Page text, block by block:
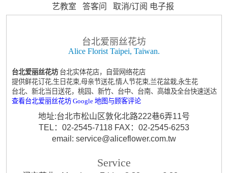
艺教室
答客问 取消/订阅 电子报
台北爱丽丝花坊
Alice Florist Taipei, Taiwan.
台北爱丽丝花坊 台北实体花店，自营网络花店
提供鲜花订花,生日花束,母亲节送花,情人节花束,兰花盆栽,永生花
台北、新北当日送花，桃园、新竹、台中、台南、高雄及全台快速送达
查看台北爱丽丝花坊 Google 地图与顾客评论
地址:台北市松山区敦化北路222巷6弄11号
TEL：02-2545-7118 FAX：02-2545-6253
email: service@aliceflower.com.tw
Service